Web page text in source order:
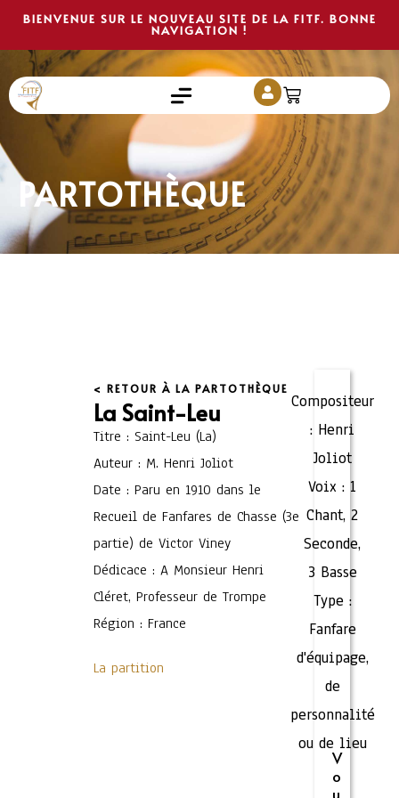
BIENVENUE SUR LE NOUVEAU SITE DE LA FITF. BONNE
NAVIGATION !
PARTOTHÈQUE
< RETOUR À LA PARTOTHÈQUE
La Saint-Leu
Titre : Saint-Leu (La)
Auteur : M. Henri Joliot
Date : Paru en 1910 dans le
Recueil de Fanfares de Chasse (3e
partie) de Victor Viney
Dédicace : A Monsieur Henri
Cléret, Professeur de Trompe
Région : France
La partition
Compositeur
: Henri
Joliot
Voix : 1
Chant,2
Seconde,
3 Basse
Type :
Fanfare
d'équipage,
de
personnalité
ou de lieu
V
o
u